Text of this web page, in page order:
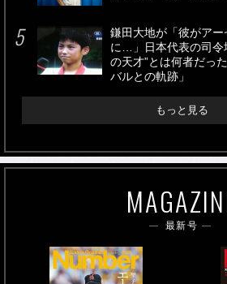
鎌田大地が「彼がア
に…」日本代表の司令
の天才”とは何者だっ
バルとの軌跡」
もっと見る
最新号